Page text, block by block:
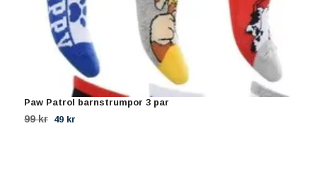
Paw Patrol barnstrumpor 3 par
99 kr 49 kr